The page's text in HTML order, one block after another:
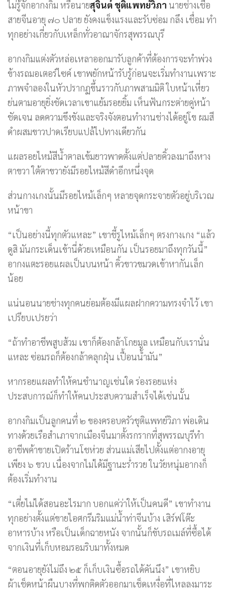
ไม่รู้จักอากงกิม หรือนายสุจินต์ ชุติแพทย์วิภา นายช่างเชื้อ
สายจีนอายุ ๗๐ ปลาย ยังคงแข็งแรงและรับซ่อม กลึง เชื่อม ทำ
ทุกอย่างเกี่ยวกับเหล็กทั่วอาณาจักรสุพรรณบุรี
อากงกิมแต่งตัวหล่อเหลาออกมารับลูกค้าที่ต้องการจะทำพ่วง
ข้างรถมอเตอร์ไซค์ เขาพยักหน้ารับรู้ก่อนจะเริ่มทำงานเพราะ
ภาพจำลองในหัวปรากฏขึ้นราวกับภาพสามมิติ ใบหน้าเหี่ยว
ย่นตามอายุยิ่งชัดเวลาเขาแย้มรอยยิ้ม เห็นฟันกระต่ายคู่หน้า
ชัดเจน ลดความขึงขังและจริงจังตอนทำงานช่างได้อยู่โข ผมสี
ดำผสมขาวปาดเรียบแปล้ไปทางเดียวกัน
แผลรอยไหม้สีน้ำตาลเข้มยาวพาดตั้งแต่ปลายคิ้วลงมาถึงหาง
ตาขวา ใต้ตาขวายังมีรอยไหม้สีดำอีกหนึ่งจุด
ส่วนกางเกงนั้นมีรอยไหม้เล็กๆ หลายจุดกระจายตัวอยู่บริเวณ
หน้าขา
“เป็นอย่างนี้ทุกตัวแหละ” เขาชี้รูไหม้เล็กๆ ตรงกางเกง “แล้ว
ดูสิ มันกระเด็นเข้านี่ด้วยเหมือนกัน เป็นรอยมาถึงทุกวันนี้”
อากงแตะรอยแผลเป็นบนหน้า คิ้วขาวขมวดเข้าหากันเล็ก
น้อย
แน่นอนนายช่างทุกคนย่อมต้องมีแผลฝากความทรงจำไว้ เขา
เปรียบเปรยว่า
“ถ้าทำอาชีพสูบส้วม เขาก็ต้องกล้าโกยมูล เหมือนกับเรานั่น
แหละ ซ่อมรถก็ต้องกล้าคลุกฝุ่น เปื้อนน้ำมัน”
หากรอยแผลทำให้คนชำนาญเช่นใด ร่องรอยแห่ง
ประสบการณ์ก็ทำให้คนประสบความสำเร็จได้เช่นนั้น
อากงกิมเป็นลูกคนที่ ๒ ของครอบครัวชุติแพทย์วิภา พ่อเดิน
ทางด้วยเรือสำเภาจากเมืองจีนมาตั้งรกรากที่สุพรรณบุรีทำ
อาชีพค้าขายเปิดร้านโชห่วย ส่วนแม่เสียไปตั้งแต่อากงอายุ
เพียง ๖ ขวบ เนื่องจากไม่ได้มีฐานะร่ำรวย ในวัยหนุ่มอากงก็
ต้องเริ่มทำงาน
“เตี่ยไม่ได้สอนอะไรมาก บอกแค่ว่าให้เป็นคนดี” เขาทำงาน
ทุกอย่างตั้งแต่ขายไอศกรีมริมแม่น้ำท่าจีนบ้าง เสิร์ฟโต๊ะ
อาหารบ้าง หรือเป็นเด็กฉายหนัง จากนั้นก็ขับรถเมล์ที่ซื้อได้
จากเงินที่เก็บหอมรอมริบมาทั้งหมด
“ตอนอายุยังไม่ถึง ๒๕ ก็เก็บเงินซื้อรถได้คันนึง” เขาหยิบ
ผ้าเช็ดหน้าผืนบางที่พกติดตัวออกมาเช็ดเหงื่อที่ไหลลงมาระ